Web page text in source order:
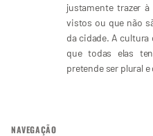
justamente trazer
vistos ou que não
da cidade. A cultura
que todas elas
pretende ser plural
NAVEGAÇÃO